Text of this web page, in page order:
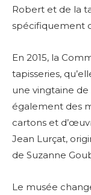
Robert et de la
spécifiquement
En 2015, la
tapisseries,
une vingtaine
également des
cartons et
Jean Lurçat,
de Suzanne
Le musée